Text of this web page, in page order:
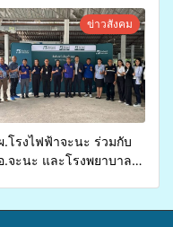
งบกองทุนสุขภาพตำบล
งรับการจัดบริการพาหนะรับ
ทุพพลภาพเพื่อเข้ารับ
ารสาธารณสุข ลดความ
อมล้ำ ยกระดับคุณภาพ
ประชาชนอย่างยั่งยืน
ข่าวสังคม
.โรงไฟฟ้าจะนะ ร่วมกับ
.จะนะ และโรงพยาบาล